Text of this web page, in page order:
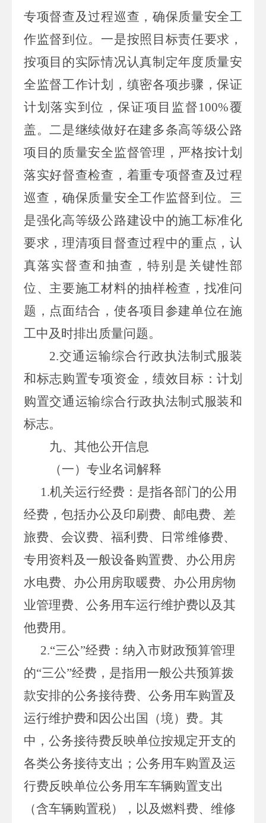
专项督查及过程巡查，确保质量安全工
作监督到位。一是按照目标责任要求，
按项目的实际情况认真制定年度质量安
全监督工作计划，缜密各项步骤，保证
计划落实到位，保证项目监督100%覆
盖。二是继续做好在建多条高等级公路
项目的质量安全监督管理，严格按计划
落实好督查检查，着重专项督查及过程
巡查，确保质量安全工作监督到位。三
是强化高等级公路建设中的施工标准化
要求，理清项目督查过程中的重点，认
真落实督查和抽查，特别是关键性部
位、主要施工材料的抽样检查，找准问
题，点面结合，使各项目参建单位在施
工中及时排出质量问题。
2.交通运输综合行政执法制式服装
和标志购置专项资金，绩效目标：计划
购置交通运输综合行政执法制式服装和
标志。
九、其他公开信息
（一）专业名词解释
1.机关运行经费：是指各部门的公用
经费，包括办公及印刷费、邮电费、差
旅费、会议费、福利费、日常维修费、
专用资料及一般设备购置费、办公用房
水电费、办公用房取暖费、办公用房物
业管理费、公务用车运行维护费以及其
他费用。
2.“三公”经费：纳入市财政预算管理
的“三公”经费，是指用一般公共预算拨
款安排的公务接待费、公务用车购置及
运行维护费和因公出国（境）费。其
中，公务接待费反映单位按规定开支的
各类公务接待支出；公务用车购置及运
行费反映单位公务用车车辆购置支出
（含车辆购置税），以及燃料费、维修